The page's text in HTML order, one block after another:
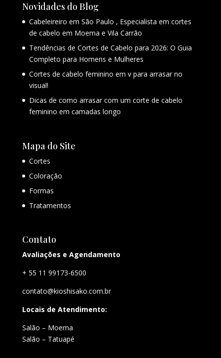
Novidades do Blog
Cabeleireiro em São Paulo , Especialista em cortes
de cabelo em Moema e Vila Carrão
Tendências de Cortes de Cabelo para 2026: O Guia
Completo para Homens e Mulheres
Cortes de cabelo feminino em v para arrasar no
visual!
Dicas de como arrasar com um corte de cabelo
feminino em camadas longo
Mapa do Site
Cortes
Coloração
Formas
Tratamentos
Contato
Avaliações e Agendamento
+ 55 11 99173-6500
contato@kioshisako.com.br
Locais de Atendimento:
Salão – Moema
Salão – Tatuapé